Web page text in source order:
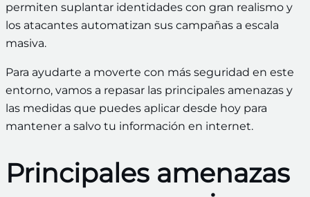
permiten suplantar identidades con gran realismo y
los atacantes automatizan sus campañas a escala
masiva.
Para ayudarte a moverte con más seguridad en este
entorno, vamos a repasar las principales amenazas y
las medidas que puedes aplicar desde hoy para
mantener a salvo tu información en internet.
Principales amenazas